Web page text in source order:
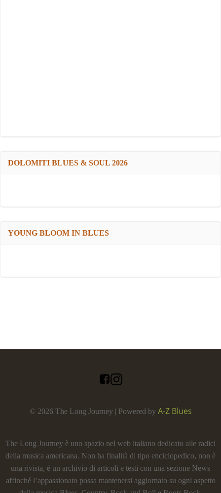
DOLOMITI BLUES & SOUL 2026
YOUNG BLOOM IN BLUES
© 2026 The Long Journey | Powered by A-Z Blues
The Long Journey è uno spazio nel web italiano dedicato alle radici
della musica americana. Non ha finalità di tipo enciclopedico, non è
una rivista, é un archivio di articoli e testi con una sezione News
affinché l’appassionato possa mantenersi aggiornato su ogni aspetto